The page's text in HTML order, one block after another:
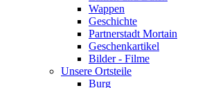
Wappen
Geschichte
Partnerstadt Mortain
Geschenkartikel
Bilder - Filme
Unsere Ortsteile
Burg